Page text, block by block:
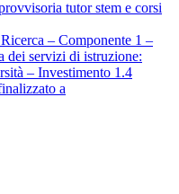
tutor stem e corsi
– Componente 1 –
dei servizi di istruzione:
– Investimento 1.4
a